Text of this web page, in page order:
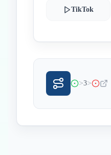
TikTok
>3>